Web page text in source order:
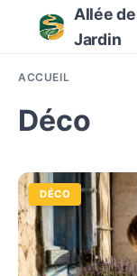
Allée de
Jardin
ACCUEIL
Déco
DÉCO